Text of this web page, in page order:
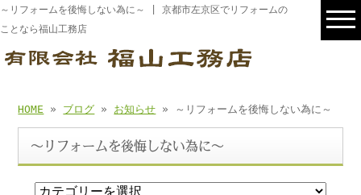
～リフォームを後悔しない為に～ | 京都市左京区でリフォームの
ことなら福山工務店
HOME » ブログ » お知らせ » ～リフォームを後悔しない為に～
～リフォームを後悔しない為に～